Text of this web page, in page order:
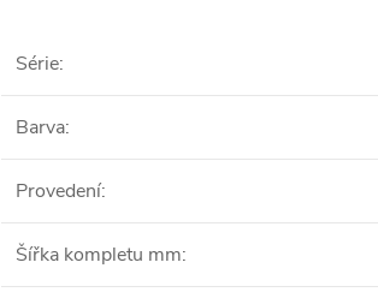
Série:
Barva:
Provedení:
Šířka kompletu mm: